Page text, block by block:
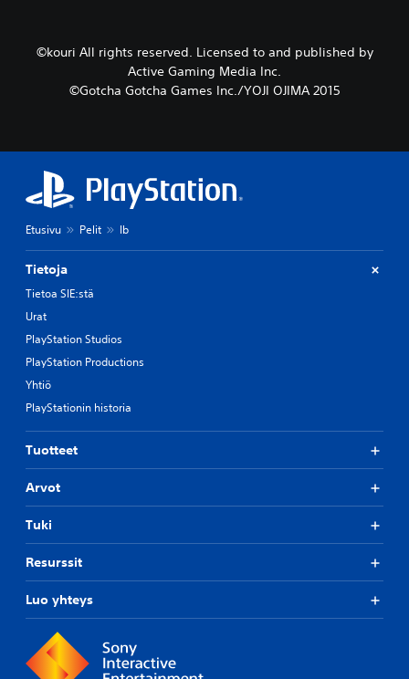
©kouri All rights reserved. Licensed to and published by
Active Gaming Media Inc.
©Gotcha Gotcha Games Inc./YOJI OJIMA 2015
Etusivu Pelit Ib
Tietoja
Tietoa SIE:stä
Urat
PlayStation Studios
PlayStation Productions
Yhtiö
PlayStationin historia
Tuotteet
Arvot
Tuki
Resurssit
Luo yhteys